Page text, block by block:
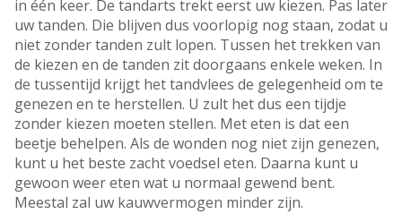
in één keer. De tandarts trekt eerst uw kiezen. Pas later
uw tanden. Die blijven dus voorlopig nog staan, zodat u
niet zonder tanden zult lopen. Tussen het trekken van
de kiezen en de tanden zit doorgaans enkele weken. In
de tussentijd krijgt het tandvlees de gelegenheid om te
genezen en te herstellen. U zult het dus een tijdje
zonder kiezen moeten stellen. Met eten is dat een
beetje behelpen. Als de wonden nog niet zijn genezen,
kunt u het beste zacht voedsel eten. Daarna kunt u
gewoon weer eten wat u normaal gewend bent.
Meestal zal uw kauwvermogen minder zijn.